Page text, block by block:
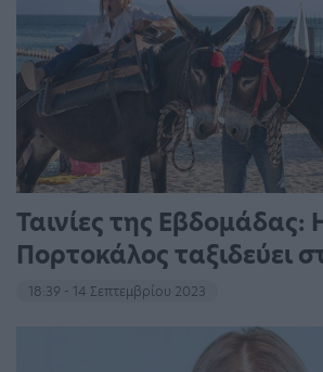
Ταινίες της Εβδομάδας:
Πορτοκάλος ταξιδεύει
18:39 - 14 Σεπτεμβρίου 2023